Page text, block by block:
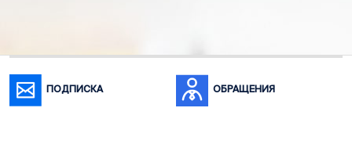
ПОДПИСКА ОБРАЩЕНИЯ